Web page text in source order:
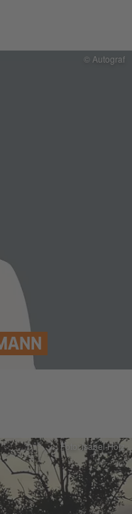
© Autograf
Foto: Isabel Hölz